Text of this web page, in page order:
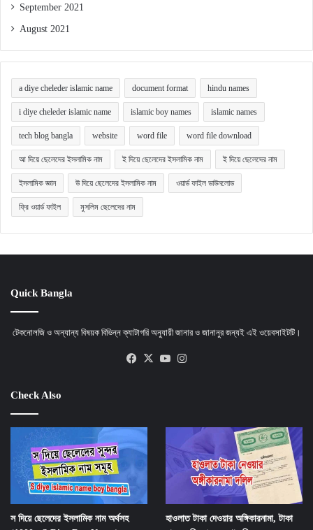
September 2021
August 2021
a diye cheleder islamic name document format hindu names
i diye cheleder islamic name islamic boy names islamic names
tech blog bangla website word file word file download
আ দিয়ে ছেলেদের ইসলামিক নাম ই দিয়ে ছেলেদের ইসলামিক নাম ই দিয়ে ছেলেদের নাম
ইসলামিক জ্ঞান উ দিয়ে ছেলেদের ইসলামিক নাম ওয়ার্ড ফাইল ডাউনলোড
ফ্রি ওয়ার্ড ফাইল মুসলিম ছেলেদের নাম
Quick Bangla
টেকনোলজি ও অন্যান্য বিষয়ক বিভিন্ন ক্যাটাগরি অনুযায়ী জানার ও জানানুর জন্যই এই ওয়েবসাইটটি।
Facebook
X YouTube
Check Also
স দিয়ে ছেলেদের ইসলামিক নাম অর্থসহ
হাওলাত টাকা দেওয়ার অঙ্গিকারনামা, টাকা